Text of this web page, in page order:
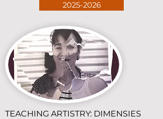
2025-2026
TEACHING ARTISTRY: DIMENSIES